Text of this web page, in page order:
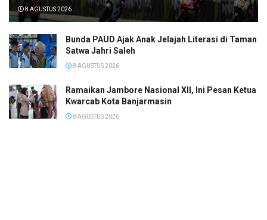
8 AGUSTUS 2026
Bunda PAUD Ajak Anak Jelajah Literasi di Taman
Satwa Jahri Saleh
8 AGUSTUS 2026
Ramaikan Jambore Nasional XII, Ini Pesan Ketua
Kwarcab Kota Banjarmasin
8 AGUSTUS 2026